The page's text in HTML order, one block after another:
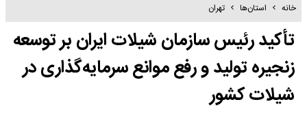
خانه استان‌ها تهران
تأکید رئیس سازمان شیلات ایران بر توسعه
زنجیره تولید و رفع موانع سرمایه‌گذاری در
شیلات کشور